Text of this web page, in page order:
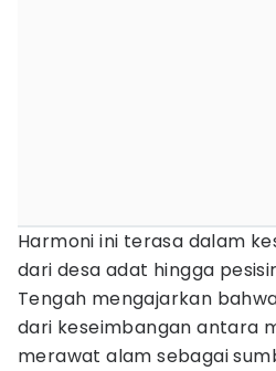
Harmoni ini terasa dalam
dari desa adat hingga
Tengah mengajarkan
dari keseimbangan antara
merawat alam sebagai